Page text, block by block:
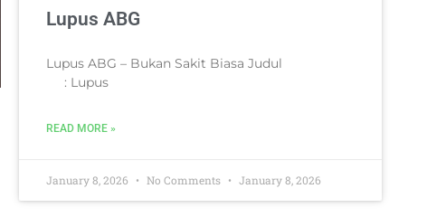
Lupus ABG
Lupus ABG – Bukan Sakit Biasa Judul
: Lupus
READ MORE »
January 8, 2026 No Comments January 8, 2026